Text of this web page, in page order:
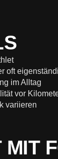
oft
im Alltag
vor
variieren
MIT